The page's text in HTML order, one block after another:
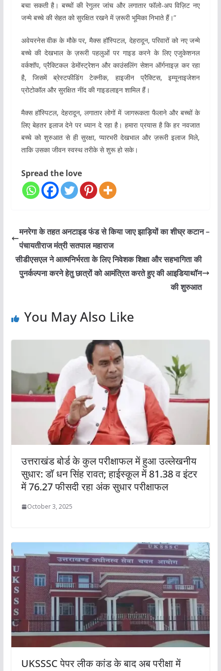
बचा सकती है। बच्चों की रेगुलर जांच और लगातार फॉलो-अप विज़िट नए
जन्मे बच्चे की सेहत को सुरक्षित रखने में ज़रूरी भूमिका निभाते हैं।”
अवेयरनेस वीक के मौके पर, मैक्स हॉस्पिटल, देहरादून, परिवारों को नए जन्मे
बच्चे की देखभाल के ज़रूरी पहलुओं पर गाइड करने के लिए एजुकेशनल
वर्कशॉप, प्रैक्टिकल डेमोंस्ट्रेशन और काउंसलिंग सेशन ऑर्गनाइज़ कर रहा
है, जिसमें ब्रेस्टफीडिंग टेक्नीक, हाइजीन प्रैक्टिस, इम्यूनाइजेशन
प्रोटोकॉल और सुरक्षित नींद की गाइडलाइन शामिल हैं।
मैक्स हॉस्पिटल, देहरादून, लगातार लोगों में जागरूकता फैलाने और बच्चों के
लिए बेहतर इलाज देने पर ध्यान दे रहा है। हमारा प्रयास है कि हर नवजात
बच्चे को शुरुआत से ही सुरक्षा, प्यारभरी देखभाल और ज़रूरी इलाज मिले,
ताकि उसका जीवन स्वस्थ तरीके से शुरू हो सके।
Spread the love
मनरेगा के तहत अनटाइड फंड से किया जाए झाड़ियों का शीघ्र कटान –
पंचायतीराज मंत्री सतपाल महाराज
सीडीएसएल ने आत्मनिर्भरता के लिए निवेशक शिक्षा और सहभागिता की
पुनर्कल्पना करने हेतु छात्रों को आमंत्रित करते हुए की आइडियाथॉन
की शुरुआत
You May Also Like
उत्तराखंड बोर्ड के कुल परीक्षाफल में हुआ उल्लेखनीय
सुधार: डॉ धन सिंह रावत; हाईस्कूल में 81.38 व इंटर
में 76.27 फीसदी रहा अंक सुधार परीक्षाफल
October 3, 2025
UKSSSC पेपर लीक कांड के बाद अब परीक्षा में